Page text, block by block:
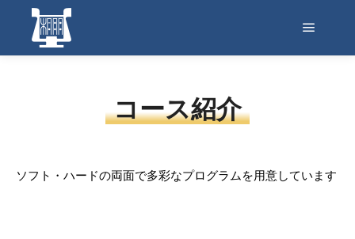
コース紹介
ソフト・ハードの両面で多彩なプログラムを用意しています